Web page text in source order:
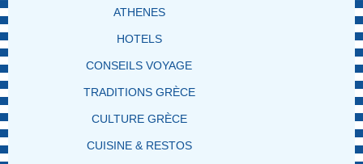
ATHENES
HOTELS
CONSEILS VOYAGE
TRADITIONS GRÈCE
CULTURE GRÈCE
CUISINE & RESTOS